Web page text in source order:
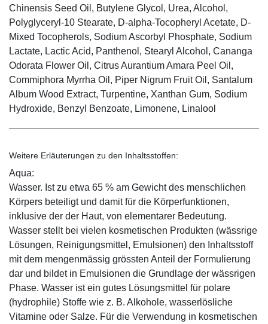
Chinensis Seed Oil, Butylene Glycol, Urea, Alcohol,
Polyglyceryl-10 Stearate, D-alpha-Tocopheryl Acetate, D-
Mixed Tocopherols, Sodium Ascorbyl Phosphate, Sodium
Lactate, Lactic Acid, Panthenol, Stearyl Alcohol, Cananga
Odorata Flower Oil, Citrus Aurantium Amara Peel Oil,
Commiphora Myrrha Oil, Piper Nigrum Fruit Oil, Santalum
Album Wood Extract, Turpentine, Xanthan Gum, Sodium
Hydroxide, Benzyl Benzoate, Limonene, Linalool
Weitere Erläuterungen zu den Inhaltsstoffen:
Aqua:
Wasser. Ist zu etwa 65 % am Gewicht des menschlichen
Körpers beteiligt und damit für die Körperfunktionen,
inklusive der der Haut, von elementarer Bedeutung.
Wasser stellt bei vielen kosmetischen Produkten (wässrige
Lösungen, Reinigungsmittel, Emulsionen) den Inhaltsstoff
mit dem mengenmässig grössten Anteil der Formulierung
dar und bildet in Emulsionen die Grundlage der wässrigen
Phase. Wasser ist ein gutes Lösungsmittel für polare
(hydrophile) Stoffe wie z. B. Alkohole, wasserlösliche
Vitamine oder Salze. Für die Verwendung in kosmetischen